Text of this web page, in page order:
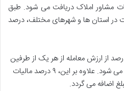
مشاور املاک دریافت می شود. طبق
استان ها و شهرهای مختلف، درصد
۰.۵ درصد از ارزش معامله از هر یک از طرفین
(خریدار و فروشنده) دریافت می شود. علاوه بر این، ۹ درصد مالیات
اضافه می گردد.